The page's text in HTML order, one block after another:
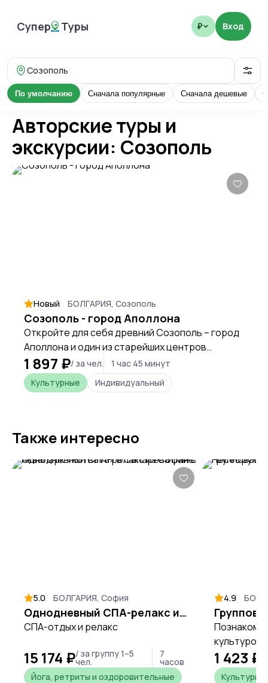
Супер Туры
SuperTours ₽ Вход
Созополь
По умолчанию Сначала популярные Сначала дешевые
Авторские туры и
экскурсии: Созополь
Новый БОЛГАРИЯ, Созополь
Созополь - город Аполлона
Откройте для себя древний Созополь – город
Аполлона и один из старейших центров
христианства на Балканах. Во время прогулки
по его узким улочкам мы увидим руины
средневековых храмов, архитектуру
живого города с богатой историей.
1 897 ₽/ за чел.
1 час 45 минут
Культурные
Индивидуальный
Также интересно
5.0 БОЛГАРИЯ, София
Однодневный СПА-релакс из Софии в Аквапарк «Котвата» в Сапарева Бане
СПА-отдых и релакс
15 174 ₽/ за группу 1–5
чел.
7
часов
Йога, ретриты и оздоровительные
4.9
культурой
темпе,
на
1 423 ₽